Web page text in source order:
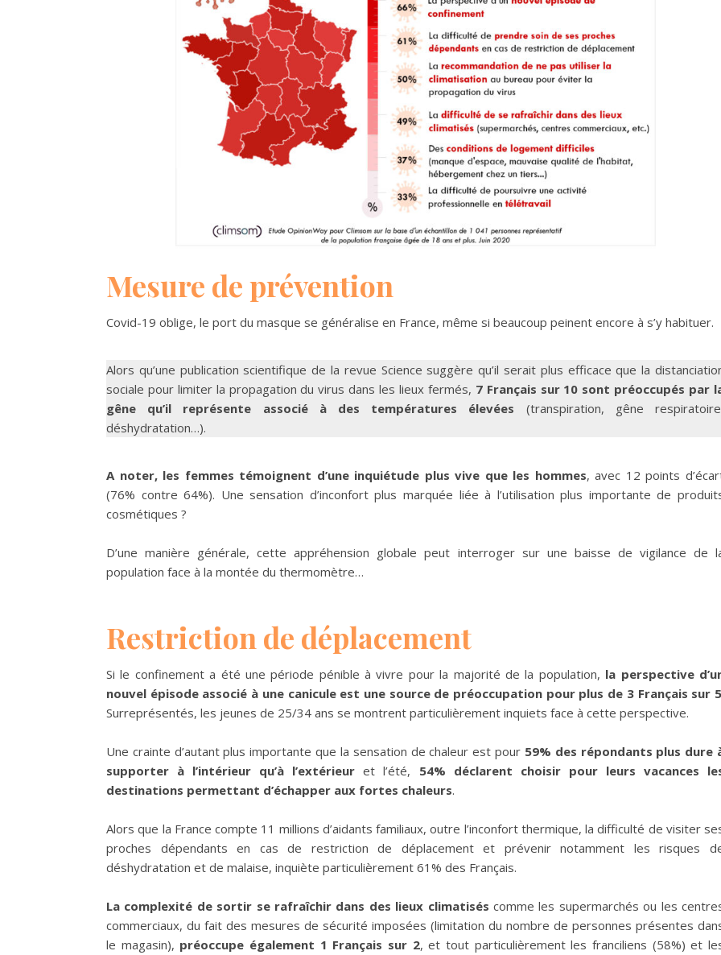
Mesure de prévention
Covid-19 oblige, le port du masque se généralise en France, même si beaucoup peinent encore à s’y habituer.
Alors qu’une publication scientifique de la revue Science suggère qu’il serait plus efficace que la
sociale pour limiter la propagation du virus dans les lieux fermés, 7 Français sur 10 sont préoccupés par
gêne qu’il représente associé à des températures élevées (transpiration, gêne
déshydratation…).
A noter, les femmes témoignent d’une inquiétude plus vive que les hommes, avec 12 points
(76% contre 64%). Une sensation d’inconfort plus marquée liée à l’utilisation plus importante de
cosmétiques ?
D’une manière générale, cette appréhension globale peut interroger sur une baisse de vigilance de
population face à la montée du thermomètre…
Restriction de déplacement
Si le confinement a été une période pénible à vivre pour la majorité de la population, la perspective
nouvel épisode associé à une canicule est une source de préoccupation pour plus de 3 Français sur 5
Surreprésentés, les jeunes de 25/34 ans se montrent particulièrement inquiets face à cette perspective.
Une crainte d’autant plus importante que la sensation de chaleur est pour 59% des répondants plus dure
supporter à l’intérieur qu’à l’extérieuret l’été, 54% déclarent choisir pour leurs vacances
destinations permettant d’échapper aux fortes chaleurs.
Alors que la France compte 11 millions d’aidants familiaux, outre l’inconfort thermique, la difficulté de visiter
proches dépendants en cas de restriction de déplacement et prévenir notamment les risques
déshydratation et de malaise, inquiète particulièrement 61% des Français.
La complexité de sortir se rafraîchir dans des lieux climatisés comme les supermarchés ou les
commerciaux, du fait des mesures de sécurité imposées (limitation du nombre de personnes présentes
le magasin), préoccupe également 1 Français sur 2, et tout particulièrement les franciliens (58%) et